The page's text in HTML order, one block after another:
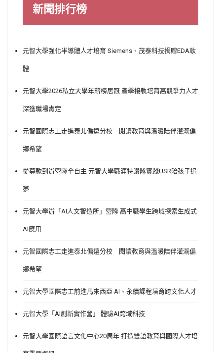
新聞排行榜
元智大學強化半導體人才培育 Siemens、茂泰科技捐贈EDA軟
體
元智大學2026私立大學年薪榜居冠 產學接軌培育高競爭力人才
深獲職場肯定
元智國際志工走進泰北偏遠分校 閱讀教育與溫暖陪伴灌溉偏
鄉希望
從募款到辦營隊全自主 元智大學職涯特讚隊實踐USR陪孩子追
夢
元智大學辦「AI人文智造所」營隊 高中職學生跨域探索生成式
AI應用
元智國際志工走進泰北偏遠分校 閱讀教育與溫暖陪伴灌溉偏
鄉希望
元智大學國際志工前進馬來西亞 AI、永續課程培育跨文化人才
元智大學「AI創新實作營」 體驗AI跨域科技
元智大學國際語言文化中心20周年 打造雙語教育與國際人才培